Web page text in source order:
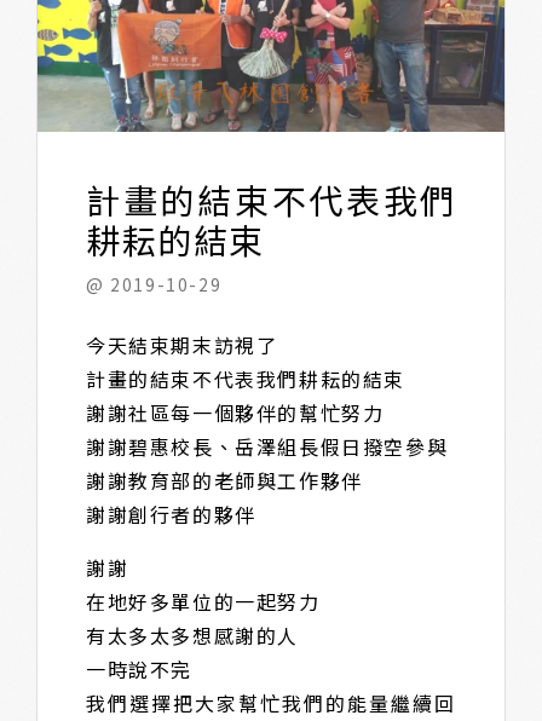
計畫的結束不代表我們
耕耘的結束
@ 2019-10-29
今天結束期末訪視了
計畫的結束不代表我們耕耘的結束
謝謝社區每一個夥伴的幫忙努力
謝謝碧惠校長、岳澤組長假日撥空參與
謝謝教育部的老師與工作夥伴
謝謝創行者的夥伴
謝謝
在地好多單位的一起努力
有太多太多想感謝的人
一時說不完
我們選擇把大家幫忙我們的能量繼續回